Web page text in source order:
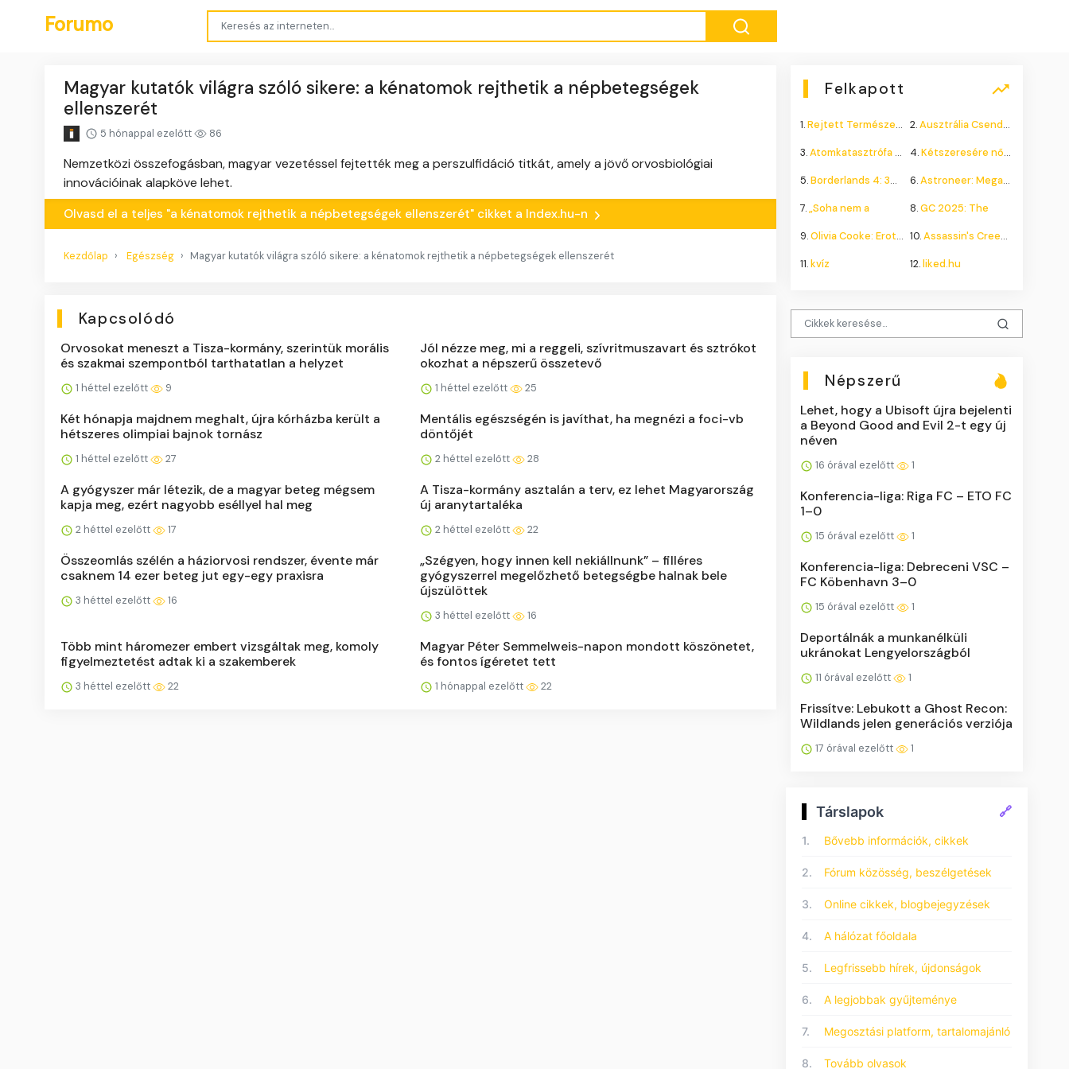
Forumo
Magyar kutatók világra szóló sikere: a kénatomok rejthetik a népbetegségek
ellenszerét
5 hónappal ezelőtt 86
Nemzetközi összefogásban, magyar vezetéssel fejtették meg a perszulfidáció titkát, amely a jövő orvosbiológiai
innovációinak alapköve lehet.
Olvasd el a teljes "a kénatomok rejthetik a népbetegségek ellenszerét" cikket a Index.hu-n
Kezdőlap Egészség Magyar kutatók világra szóló sikere: a kénatomok rejthetik a népbetegségek ellenszerét
Kapcsolódó
Orvosokat meneszt a Tisza-kormány, szerintük morális
és szakmai szempontból tarthatatlan a helyzet
1 héttel ezelőtt 9
Jól nézze meg, mi a reggeli, szívritmuszavart és sztrókot
okozhat a népszerű összetevő
1 héttel ezelőtt 25
Két hónapja majdnem meghalt, újra kórházba került a
hétszeres olimpiai bajnok tornász
1 héttel ezelőtt 27
Mentális egészségén is javíthat, ha megnézi a foci-vb
döntőjét
2 héttel ezelőtt 28
A gyógyszer már létezik, de a magyar beteg mégsem
kapja meg, ezért nagyobb eséllyel hal meg
2 héttel ezelőtt 17
A Tisza-kormány asztalán a terv, ez lehet Magyarország
új aranytartaléka
2 héttel ezelőtt 22
Összeomlás szélén a háziorvosi rendszer, évente már
csaknem 14 ezer beteg jut egy-egy praxisra
3 héttel ezelőtt 16
„Szégyen, hogy innen kell nekiállnunk” – filléres
gyógyszerrel megelőzhető betegségbe halnak bele
újszülöttek
3 héttel ezelőtt 16
Több mint háromezer embert vizsgáltak meg, komoly
figyelmeztetést adtak ki a szakemberek
3 héttel ezelőtt 22
Magyar Péter Semmelweis-napon mondott köszönetet,
és fontos ígéretet tett
1 hónappal ezelőtt 22
Felkapott
1.Rejtett Természeti Csoda 2.Ausztrália Csendes Összeomlása
3.Atomkatasztrófa 1985: A 4.Kétszeresére nőhet a
5.Borderlands 4: 300.000+ 6.Astroneer: Megatech DLC
7.„Soha nem a 8.GC 2025: The
9.Olivia Cooke: Erotikus 10.Assassin's Creed Shadows
11.kvíz 12.liked.hu
Népszerű
Lehet, hogy a Ubisoft újra bejelenti
a Beyond Good and Evil 2-t egy új
néven
16 órával ezelőtt 1
Konferencia-liga: Riga FC – ETO FC
1–0
15 órával ezelőtt 1
Konferencia-liga: Debreceni VSC –
FC Köbenhavn 3–0
15 órával ezelőtt 1
Deportálnák a munkanélküli
ukránokat Lengyelországból
11 órával ezelőtt 1
Frissítve: Lebukott a Ghost Recon:
Wildlands jelen generációs verziója
17 órával ezelőtt 1
Társlapok 🔗
1. Bővebb információk, cikkek
2. Fórum közösség, beszélgetések
3. Online cikkek, blogbejegyzések
4. A hálózat főoldala
5. Legfrissebb hírek, újdonságok
6. A legjobbak gyűjteménye
7. Megosztási platform, tartalomajánló
8. Tovább olvasok